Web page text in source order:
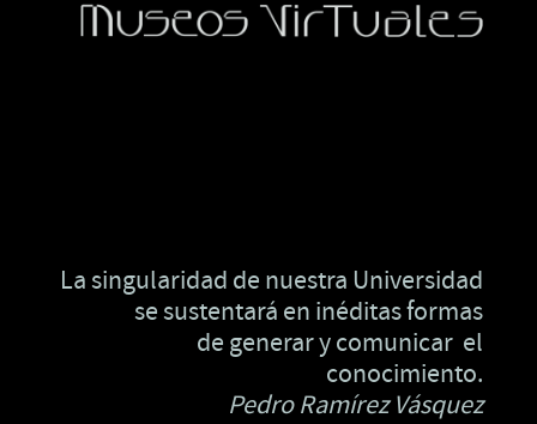
La singularidad de nuestra Universidad
se sustentará en inéditas formas
de generar y comunicar el
conocimiento.
Pedro Ramírez Vásquez